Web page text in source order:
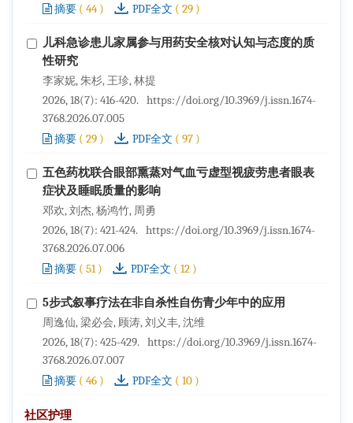
摘要 ( 44 ) PDF全文 ( 29 )
儿科急诊患儿家属参与用药安全核对认知与态度的质
性研究
李家妮, 朱杉, 王珍, 林提
2026, 18(7): 416-420. https://doi.org/10.3969/j.issn.1674-
3768.2026.07.005
摘要 ( 29 ) PDF全文 ( 97 )
五色药枕联合眼部熏蒸对气血亏虚型视疲劳患者眼表
症状及睡眠质量的影响
邓欢, 刘杰, 杨鸿竹, 周勇
2026, 18(7): 421-424. https://doi.org/10.3969/j.issn.1674-
3768.2026.07.006
摘要 ( 51) PDF全文 ( 12 )
5步式叙事疗法在非自杀性自伤青少年中的应用
周逸仙, 梁必会, 顾涛, 刘义丰, 沈维
2026, 18(7): 425-429. https://doi.org/10.3969/j.issn.1674-
3768.2026.07.007
摘要 ( 46 ) PDF全文 ( 10 )
社区护理